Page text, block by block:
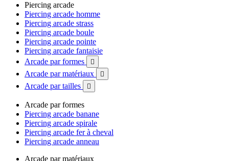
Piercing arcade
Piercing arcade homme
Piercing arcade strass
Piercing arcade boule
Piercing arcade pointe
Piercing arcade fantaisie
Arcade par formes

Arcade par matériaux 
Arcade par tailles 
Arcade par formes
Piercing arcade banane
Piercing arcade spirale
Piercing arcade fer à cheval
Piercing arcade anneau
Arcade par matériaux